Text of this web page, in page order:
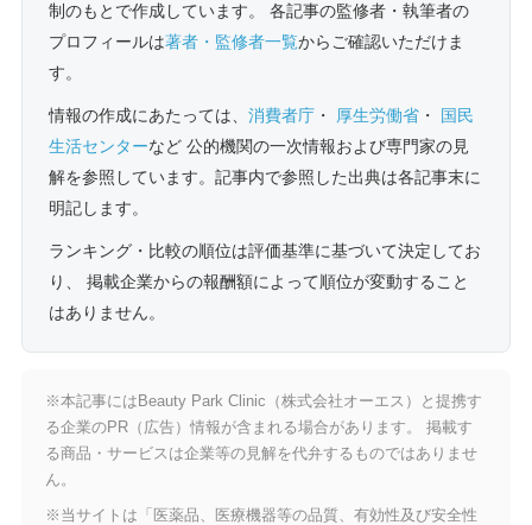
制のもとで作成しています。 各記事の監修者・執筆者の
プロフィールは著者・監修者一覧からご確認いただけま
す。
情報の作成にあたっては、 消費者庁・ 厚生労働省・
国民
生活センターなど 公的機関の一次情報および専門家の見
解を参照しています。記事内で参照した出典は各記事末に
明記します。
ランキング・比較の順位は評価基準に基づいて決定してお
り、 掲載企業からの報酬額によって順位が変動すること
はありません。
※本記事にはBeauty Park Clinic（株式会社オーエス）と提携す
る企業のPR（広告）情報が含まれる場合があります。 掲載す
る商品・サービスは企業等の見解を代弁するものではありませ
ん。
※当サイトは「医薬品、医療機器等の品質、有効性及び安全性